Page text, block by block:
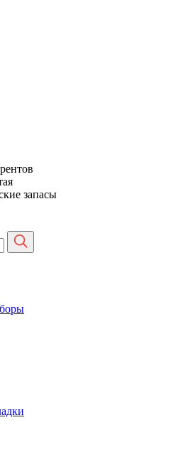
запасы